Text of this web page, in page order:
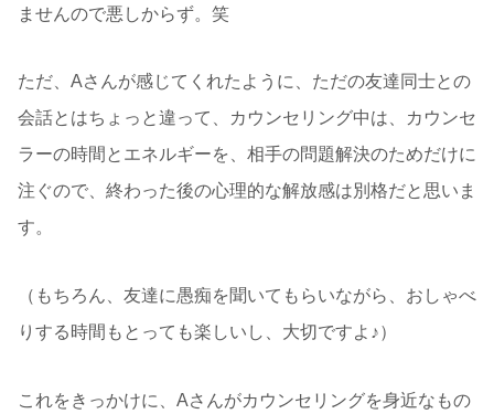
ませんので悪しからず。笑
ただ、Aさんが感じてくれたように、ただの友達同士との
会話とはちょっと違って、カウンセリング中は、カウンセ
ラーの時間とエネルギーを、相手の問題解決のためだけに
注ぐので、終わった後の心理的な解放感は別格だと思いま
す。
（もちろん、友達に愚痴を聞いてもらいながら、おしゃべ
りする時間もとっても楽しいし、大切ですよ♪）
これをきっかけに、Aさんがカウンセリングを身近なもの